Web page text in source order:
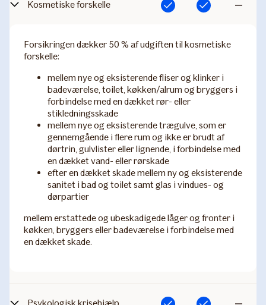
Kosmetiske forskelle Inkluderet
Inkluderet
Forsikringen dækker 50 % af udgiften til kosmetiske
forskelle:
mellem nye og eksisterende fliser og klinker i
badeværelse, toilet, køkken/alrum og bryggers i
forbindelse med en dækket rør- eller
stikledningsskade
mellem nye og eksisterende trægulve, som er
gennemgående i flere rum og ikke er brudt af
dørtrin, gulvlister eller lignende, i forbindelse med
en dækket vand- eller rørskade
efter en dækket skade mellem ny og eksisterende
sanitet i bad og toilet samt glas i vindues- og
dørpartier
mellem erstattede og ubeskadigede låger og fronter i
køkken, bryggers eller badeværelse i forbindelse med
en dækket skade.